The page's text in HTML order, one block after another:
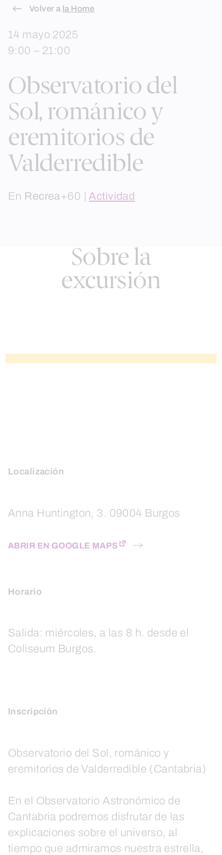
Skip
content
Volver a la Home
14 mayo 2025
9:00 – 21:00
Observatorio del
Sol, románico y
eremitorios de
Valderredible
En Recrea+60 |Actividad
Sobre la
excursión
Localización
Anna Huntington, 3. 09004 Burgos
ABRIR EN GOOGLE MAPS
Horario
Salida: miércoles, a las 8 h. desde el
Coliseum Burgos.
Inscripción
Observatorio del Sol, románico y
eremitorios de Valderredible (Cantabria)
En el Observatorio Astronómico de
Cantabria podremos disfrutar de las
explicaciones sobre el universo, al
tiempo que admiramos nuestra estrella,